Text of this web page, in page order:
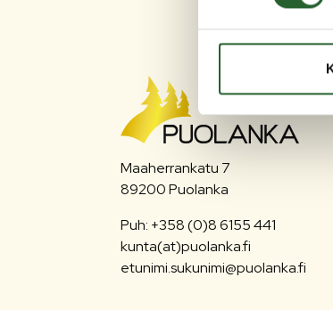
Maaherrankatu 7
89200 Puolanka
Puh: +358 (0)8 6155 441
kunta(at)puolanka.fi
etunimi.sukunimi@puolanka.fi